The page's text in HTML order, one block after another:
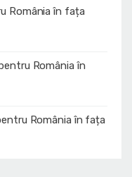
România în fața
România în
România în fața